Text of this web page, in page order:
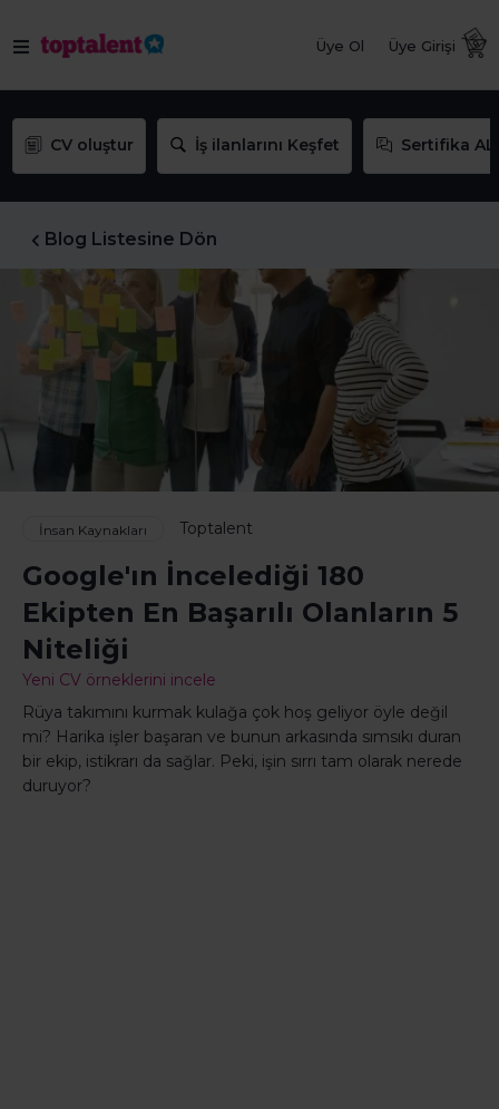
Üye Ol Üye Girişi
CV oluştur İş ilanlarını Keşfet Sertifika AL
Blog Listesine Dön
İnsan Kaynakları Toptalent
Google'ın İncelediği 180
Ekipten En Başarılı Olanların 5
Niteliği
Yeni CV örneklerini incele
Rüya takımını kurmak kulağa çok hoş geliyor öyle değil
mi? Harika işler başaran ve bunun arkasında sımsıkı duran
bir ekip, istikrarı da sağlar. Peki, işin sırrı tam olarak nerede
duruyor?